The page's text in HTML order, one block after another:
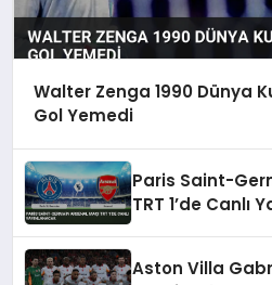
Walter Zenga 1990 Dünya
Gol Yemedi
Paris Saint-
TRT 1’de Canlı
Aston Villa